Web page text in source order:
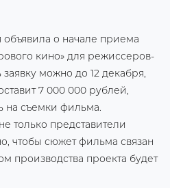
о начале приема
кино» для режиссеров-
можно до 12 декабря,
7 000 000 рублей,
на съемки фильма.
только представители
чтобы сюжет фильма связан
производства проекта будет